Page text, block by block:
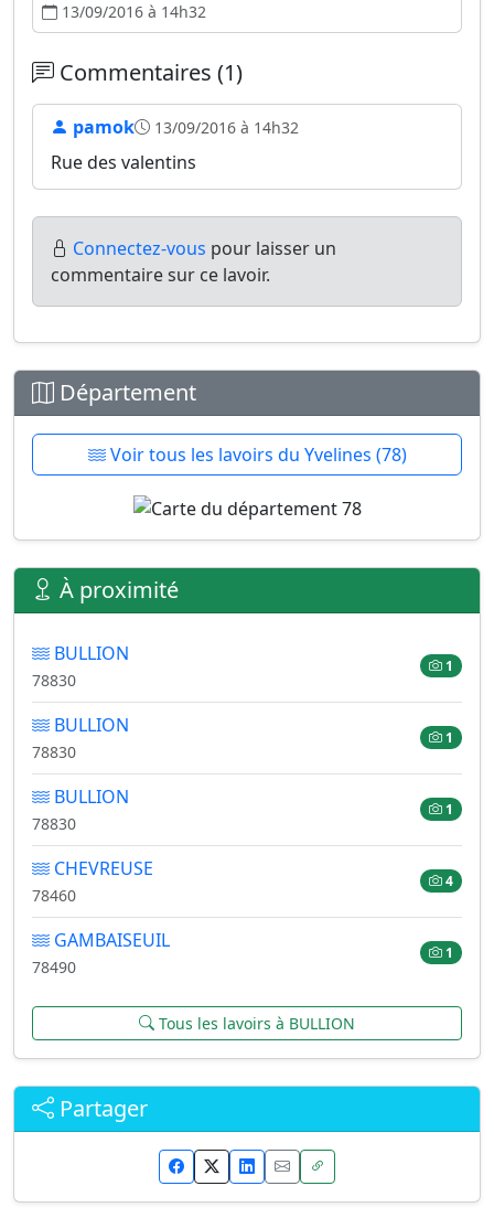
13/09/2016 à 14h32
Commentaires (1)
pamok 13/09/2016 à 14h32
Rue des valentins
Connectez-vous pour laisser un
commentaire sur ce lavoir.
Département
Voir tous les lavoirs du Yvelines (78)
À proximité
BULLION
78830
1
BULLION
78830
1
BULLION
78830
1
CHEVREUSE
78460
4
GAMBAISEUIL
78490
1
Tous les lavoirs à BULLION
Partager